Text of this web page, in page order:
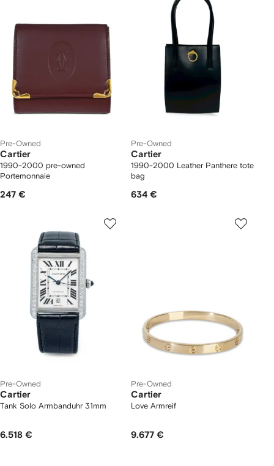
Pre-Owned
Cartier
1990-2000 pre-owned
Portemonnaie
247 €
Pre-Owned
Cartier
1990-2000 Leather Panthere tote
bag
634 €
Pre-Owned
Cartier
Tank Solo Armbanduhr 31mm
6.518 €
Pre-Owned
Cartier
Love Armreif
9.677 €